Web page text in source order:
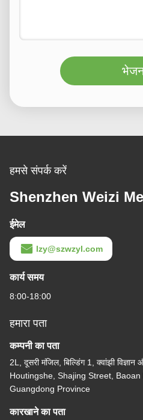
हमसे संपर्क करें
Shenzhen Weizi
ईमेल
lzy@szwzyl.com
कार्य समय
8:00-18:00
हमारा पता
कम्पनी का पता
2L, दूसरी मंजिल, बिल्डिंग 1, क्वांझी विज्ञान
Houtingshe, Shajing Street, Baoan
Guangdong Province
कारखाने का पता